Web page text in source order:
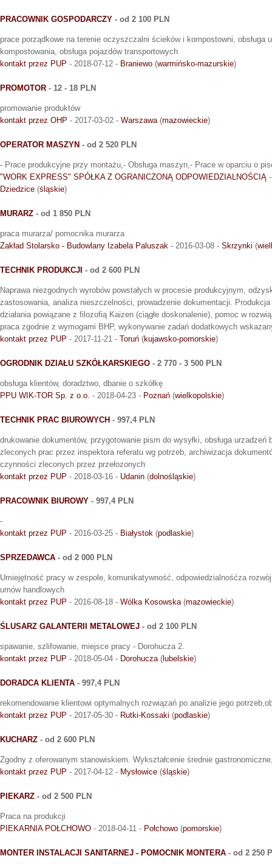
PRACOWNIK GOSPODARCZY - od 2 100 PLN
prace porządkowe na terenie oczyszczalni ścieków i kompostowni, obsługa
kompostowania, obsługa pojazdów transportowych
kontakt przez PUP - 2018-07-12 - Braniewo (warmińsko-mazurskie)
PROMOTOR - 12 - 18 PLN
promowanie produktów
kontakt przez OHP - 2017-03-02 - Warszawa (mazowieckie)
OPERATOR MASZYN - od 2 520 PLN
- Prace produkcyjne przy montażu,- Obsługa maszyn,- Prace w oparciu o
"WORK EXPRESS" SPÓŁKA Z OGRANICZONĄ ODPOWIEDZIALNOŚCIĄ
Dziedzice (śląskie)
MURARZ - od 1 850 PLN
praca murarza/ pomocnika murarza
Zakład Stolarsko - Budowlany Izabela Paluszak - 2016-03-08 - Skrzynki (
TECHNIK PRODUKCJI - od 2 600 PLN
Naprawa niezgodnych wyrobów powstałych w procesie produkcyjnym,
zastosowania, analiza nieszczelności, prowadzenie dokumentacji.
działania powiązane z filozofią Kaizen (ciągłe doskonalenie), pomoc w
praca zgodnie z wymogami BHP, wykonywanie zadań dodatkowych
kontakt przez PUP - 2017-11-21 - Toruń (kujawsko-pomorskie)
OGRODNIK DZIAŁU SZKÓŁKARSKIEGO - 2 770 - 3 500 PLN
obsługa klientów, doradztwo, dbanie o szkółkę
PPU WIK-TOR Sp. z o.o. - 2018-04-23 - Poznań (wielkopolskie)
TECHNIK PRAC BIUROWYCH - 997,4 PLN
drukowanie dokumentów, przygotowanie pism do wysyłki, obsługa urzadzeń
zleconych prac przez inspektora referatu wg potrzeb, archiwizacja
czynności zleconych przez przełozonych
kontakt przez PUP - 2018-03-16 - Udanin (dolnośląskie)
PRACOWNIK BIUROWY - 997,4 PLN
-
kontakt przez PUP - 2016-03-25 - Białystok (podlaskie)
SPRZEDAWCA - od 2 000 PLN
Umiejętność pracy w zespole, komunikatywność, odpowiedzialnośćza
umów handlowych
kontakt przez PUP - 2016-08-18 - Wólka Kosowska (mazowieckie)
ŚLUSARZ GALANTERII METALOWEJ - od 2 100 PLN
spawanie, szlifowanie, miejsce pracy - Dorohucza 2.
kontakt przez PUP - 2018-05-04 - Dorohucza (lubelskie)
DORADCA KLIENTA - 997,4 PLN
rekomendowanie klientowi optymalnych rozwiązań po analizie jego
kontakt przez PUP - 2017-05-30 - Rutki-Kossaki (podlaskie)
KUCHARZ - od 2 600 PLN
Zgodny z oferowanym stanowiskiem. Wykształcenie średnie
kontakt przez PUP - 2017-04-12 - Mysłowice (śląskie)
PIEKARZ - od 2 500 PLN
Praca na produkcji
PIEKARNIA POŁCHOWO - 2018-04-11 - Połchowo (pomorskie)
MONTER INSTALACJI SANITARNEJ - POMOCNIK MONTERA - od 2 250